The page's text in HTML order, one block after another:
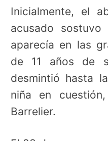
Inicialmente, el
acusado
aparecía en las
de 11 años de
desmintió hasta
niña en
Barrelier.